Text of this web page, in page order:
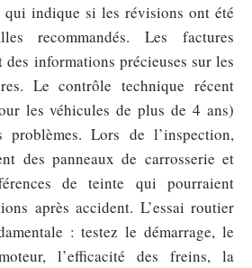
qui indique si les révisions ont été
recommandés. Les factures
des informations précieuses sur les
Le contrôle technique récent
les véhicules de plus de 4 ans)
problèmes. Lors de l’inspection,
des panneaux de carrosserie et
de teinte qui pourraient
après accident. L’essai routier
: testez le démarrage, le
l’efficacité des freins, la